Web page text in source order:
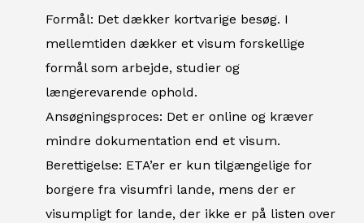
Formål: Det dækker kortvarige besøg. I
mellemtiden dækker et visum forskellige
formål som arbejde, studier og
længerevarende ophold.
Ansøgningsproces: Det er online og kræver
mindre dokumentation end et visum.
Berettigelse: ETA’er er kun tilgængelige for
borgere fra visumfri lande, mens der er
visumpligt for lande, der ikke er på listen over